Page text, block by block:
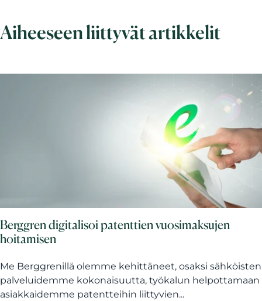
Aiheeseen liittyvät artikkelit
Berggren digitalisoi patenttien vuosimaksujen
hoitamisen
Me Berggrenillä olemme kehittäneet, osaksi sähköisten
palveluidemme kokonaisuutta, työkalun helpottamaan
asiakkaidemme patentteihin liittyvien...